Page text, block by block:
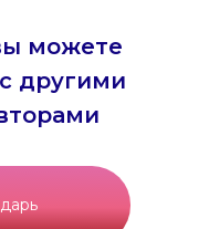
можете
другими